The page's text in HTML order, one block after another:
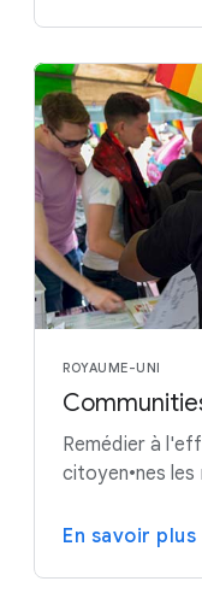
ROYAUME-UNI
Remédier à
citoyen•nes
En savoir plus